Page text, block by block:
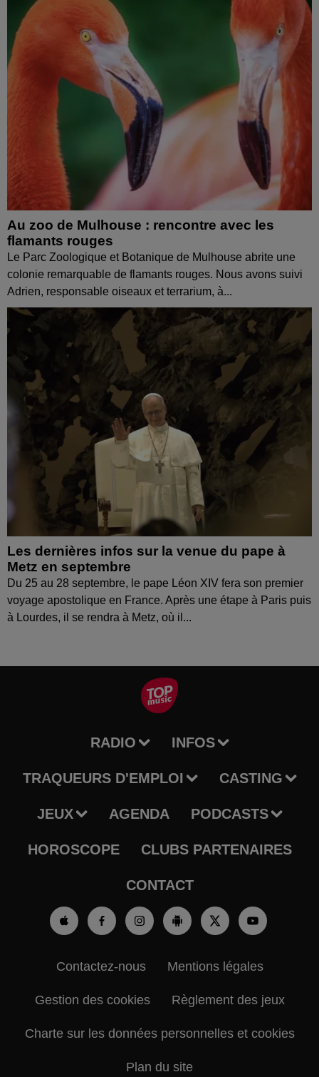
Au zoo de Mulhouse : rencontre avec les
flamants rouges
Le Parc Zoologique et Botanique de Mulhouse abrite une
colonie remarquable de flamants rouges. Nous avons suivi
Adrien, responsable oiseaux et terrarium, à...
Les dernières infos sur la venue du pape à
Metz en septembre
Du 25 au 28 septembre, le pape Léon XIV fera son premier
voyage apostolique en France. Après une étape à Paris puis
à Lourdes, il se rendra à Metz, où il...
RADIO INFOS
TRAQUEURS D'EMPLOI CASTING
JEUX AGENDA PODCASTS
HOROSCOPE CLUBS PARTENAIRES
CONTACT
Contactez-nous Mentions légales
Gestion des cookies Règlement des jeux
Charte sur les données personnelles et cookies
Plan du site